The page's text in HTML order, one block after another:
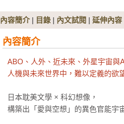
內容簡介| 目錄 | 內文試閱 | 延伸內容
內容簡介
ABO、人外、近未來、外星宇宙
人機與未來世界中，難以定義的欲
日本耽美文學 × 科幻想像，
構築出「愛與空想」的異色官能宇